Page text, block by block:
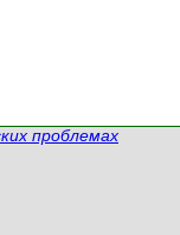
проблемах